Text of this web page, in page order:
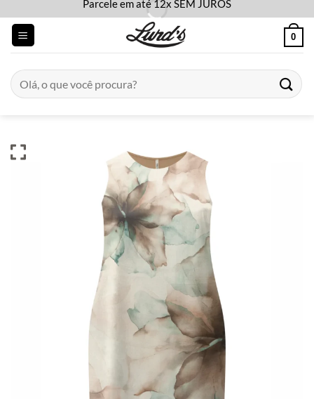
content
Parcele em até 12x SEM JUROS
0
Pesquisar
por: